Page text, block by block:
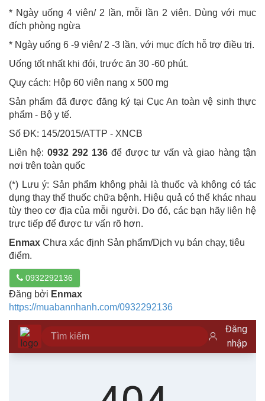
* Ngày uống 4 viên/ 2 lần, mỗi lần 2 viên. Dùng với mục
đích phòng ngừa
* Ngày uống 6 -9 viên/ 2 -3 lần, với mục đích hỗ trợ điều trị.
Uống tốt nhất khi đói, trước ăn 30 -60 phút.
Quy cách: Hộp 60 viên nang x 500 mg
Sản phẩm đã được đăng ký tại Cục An toàn vệ sinh thực
phẩm - Bộ y tế.
Số ĐK: 145/2015/ATTP - XNCB
Liên hệ: 0932 292 136để được tư vấn và giao hàng tận
nơi trên toàn quốc
(*) Lưu ý: Sản phẩm không phải là thuốc và không có tác
dụng thay thế thuốc chữa bệnh. Hiệu quả có thể khác nhau
tùy theo cơ địa của mỗi người. Do đó, các bạn hãy liên hệ
trực tiếp để được tư vấn rõ hơn.
Enmax Chưa xác định Sản phẩm/Dịch vụ bán chạy, tiêu
điểm.
0932292136
Đăng bởi Enmax
https://muabannhanh.com/0932292136